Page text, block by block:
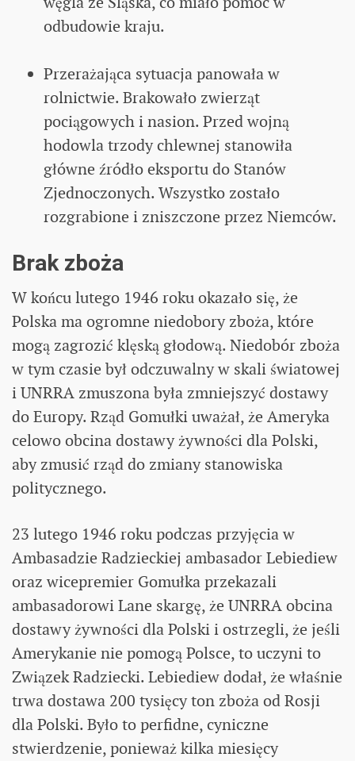
odbudowie kraju.
Przerażająca sytuacja panowała w
rolnictwie. Brakowało zwierząt
pociągowych i nasion. Przed wojną
hodowla trzody chlewnej stanowiła
główne źródło eksportu do Stanów
Zjednoczonych. Wszystko zostało
rozgrabione i zniszczone przez Niemców.
Brak zboża
W końcu lutego 1946 roku okazało się, że
Polska ma ogromne niedobory zboża, które
mogą zagrozić klęską głodową. Niedobór zboża
w tym czasie był odczuwalny w skali światowej
i UNRRA zmuszona była zmniejszyć dostawy
do Europy. Rząd Gomułki uważał, że Ameryka
celowo obcina dostawy żywności dla Polski,
aby zmusić rząd do zmiany stanowiska
politycznego.
23 lutego 1946 roku podczas przyjęcia w
Ambasadzie Radzieckiej ambasador Lebiediew
oraz wicepremier Gomułka przekazali
ambasadorowi Lane skargę, że UNRRA obcina
dostawy żywności dla Polski i ostrzegli, że jeśli
Amerykanie nie pomogą Polsce, to uczyni to
Związek Radziecki. Lebiediew dodał, że właśnie
trwa dostawa 200 tysięcy ton zboża od Rosji
dla Polski. Było to perfidne, cyniczne
stwierdzenie, ponieważ kilka miesięcy